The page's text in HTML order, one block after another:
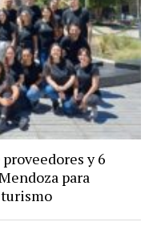
y 6
para
turismo